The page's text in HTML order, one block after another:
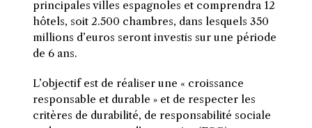
principales villes espagnoles et comprendra 12
hôtels, soit 2.500 chambres, dans lesquels 350
millions d’euros seront investis sur une période
de 6 ans.
L’objectif est de réaliser une « croissance
responsable et durable » et de respecter les
critères de durabilité, de responsabilité sociale